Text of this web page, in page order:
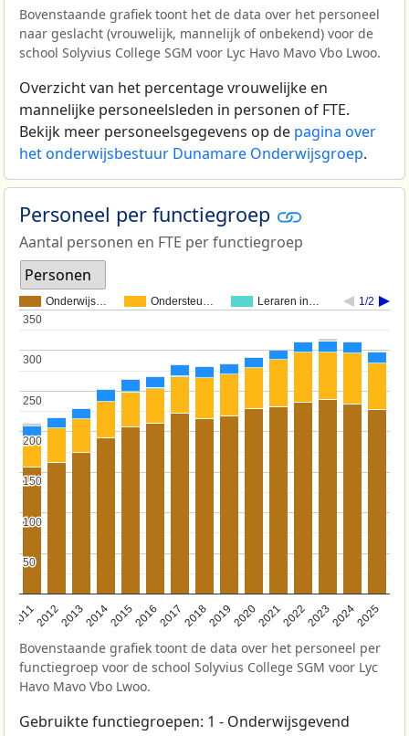
Bovenstaande grafiek toont het de data over het personeel
naar geslacht (vrouwelijk, mannelijk of onbekend) voor de
school Solyvius College SGM voor Lyc Havo Mavo Vbo Lwoo.
Overzicht van het percentage vrouwelijke en
mannelijke personeelsleden in personen of FTE.
Bekijk meer personeelsgegevens op de pagina over
het onderwijsbestuur Dunamare Onderwijsgroep.
Personeel per functiegroep
Aantal personen en FTE per functiegroep
Personen
Onderwijs… Ondersteu… Leraren in… 1/2
201120122013201420152016201720182019202020212022202320242025
50
50
100
100
150
150
200
200
250
250
300
300
350
350
Bovenstaande grafiek toont de data over het personeel per
functiegroep voor de school Solyvius College SGM voor Lyc
Havo Mavo Vbo Lwoo.
Gebruikte functiegroepen: 1 - Onderwijsgevend